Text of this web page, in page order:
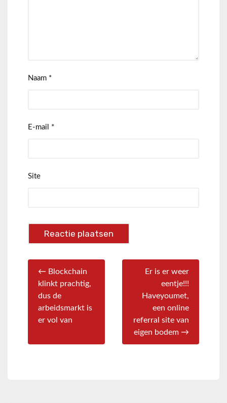
Naam *
E-mail *
Site
← Blockchain
klinkt prachtig,
dus de
arbeidsmarkt is
er vol van
Er is er weer
eentje!!!
Haveyoumet,
een online
referral site van
eigen bodem →